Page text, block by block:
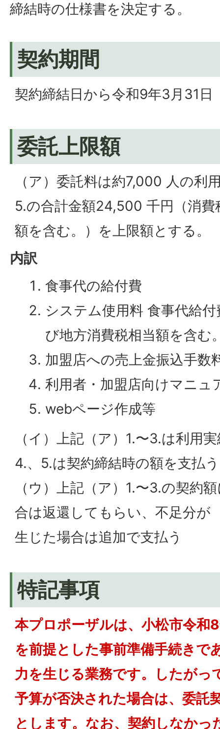
締結時の仕様書を決定する。
契約期間
契約締結日から令和9年3月31日
委託上限額
（ア）委託料は約7,000 人の利
5.の合計金額24,500 千円（消費
額を含む。）を上限額とする。
内訳
食事代の給付費
システム使用料 食事代給
び地方消費税相当額を含む
加盟店への売上金振込手数
利用者・加盟店向けマニュ
webページ作成等
（イ）上記（ア）1.〜3.は利用
4.、5.は契約締結時の額を支払う
（ウ）上記（ア）1.〜3.の契約
合は返還してもらい、不足分が
生じた場合は追加で支払う
特記事項
本プロポーザルは、小松市令和
を前提とした事前準備手続きで
力を生じる業務です。したがっ
予算が否決された場合は、委託
とします。なお、契約しなかっ